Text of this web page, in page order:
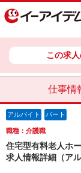
この求
仕事情
アルバイト パート
職種：介護職
住宅型有料老人ホ
求人情報詳細（ア